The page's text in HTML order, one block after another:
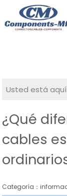
Usted está aquí
¿Qué
cables
Categoría：